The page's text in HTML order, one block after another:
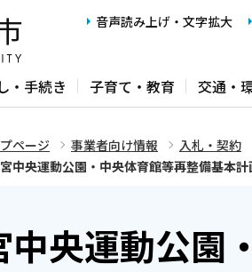
音声読み上げ・文字拡大
・手続き 子育て・教育 交通・
ページ 事業者向け情報 入札・契約
宮中央運動公園・中央体育館等再整備基本
中央運動公